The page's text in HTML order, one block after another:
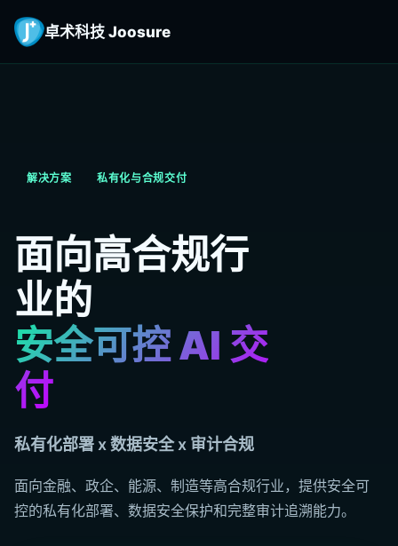
卓术科技 Joosure
解决方案 私有化与合规交付
面向高合规行
业的
安全可控 AI 交
付
私有化部署 x 数据安全 x 审计合规
面向金融、政企、能源、制造等高合规行业，提供安全可
控的私有化部署、数据安全保护和完整审计追溯能力。